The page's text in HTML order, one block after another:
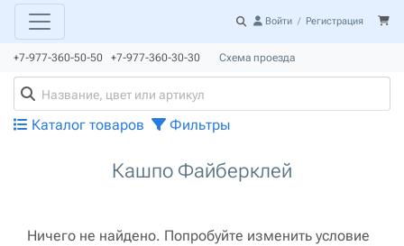
Войти / Регистрация
+7-977-360-50-50 +7-977-360-30-30 Схема проезда
Каталог товаров Фильтры
Кашпо Файберклей
Ничего не найдено. Попробуйте изменить условие